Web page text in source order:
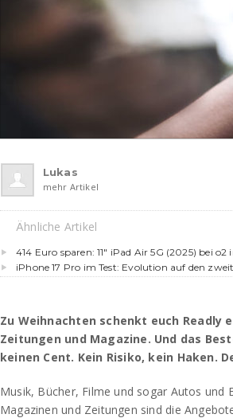
Lukas
mehr Artikel
Ähnliche Artikel
414 Euro sparen: 11″ iPad Air 5G (2025) bei o2
iPhone 17 Pro im Test: Evolution auf den
Zu Weihnachten schenkt euch
Zeitungen und Magazine. Und das
keinen Cent. Kein Risiko, kein Haken.
Musik, Bücher, Filme und sogar Autos
Magazinen und Zeitungen sind die